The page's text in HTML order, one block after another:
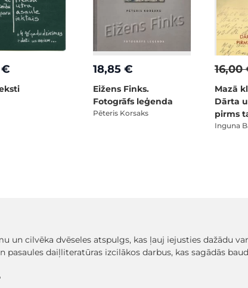
€ 18,85 €
Eižens Finks.
Fotogrāfs leģenda
Pēteris Korsaks
16,00
Mazā
Dārta
pirms
Inguna
un cilvēka dvēseles atspulgs, kas ļauj iejusties dažādu
daiļliteratūras izcilākos darbus, kas sagādās